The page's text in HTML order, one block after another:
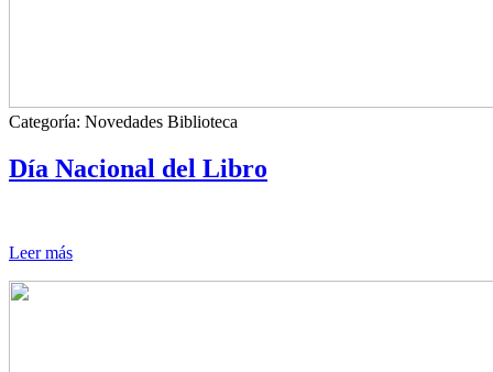
Categoría: Novedades Biblioteca
Día Nacional del Libro
Leer más